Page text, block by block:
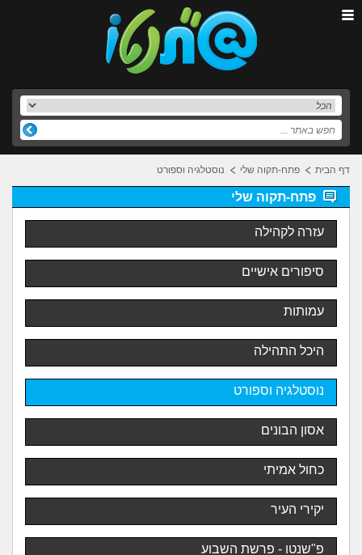
דף הבית פתח-תקוה שלי נוסטלגיה וספורט
פתח-תקוה שלי
עזרה לקהילה
סיפורים אישיים
עמותות
היכל התהילה
נוסטלגיה וספורט
אסון הבונים
כחול אמיתי
יקירי העיר
פ"שנטו - פרשת השבוע